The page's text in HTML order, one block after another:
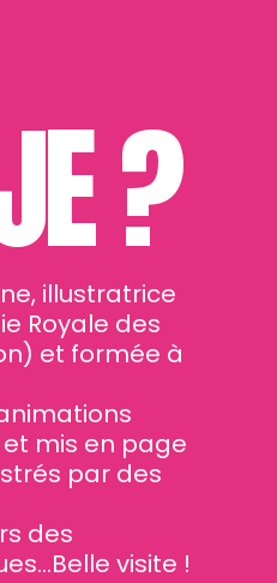
?
illustratrice
Royale des
et formée à
mis en page
par des
des
visite !